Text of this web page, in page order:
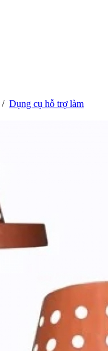
/ Dụng cụ hỗ trợ làm